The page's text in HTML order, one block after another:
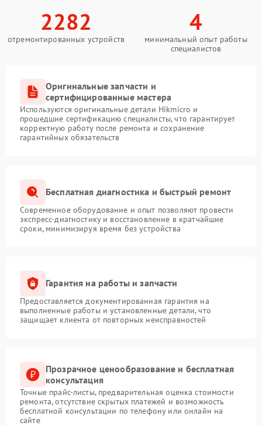
2282
отремонтированных устройств
4
минимальный опыт работы
специалистов
Оригинальные запчасти и
сертифицированные мастера
Используются оригинальные детали Hikmicro и
прошедшие сертификацию специалисты, что гарантирует
корректную работу после ремонта и сохранение
гарантийных обязательств
Бесплатная диагностика и быстрый ремонт
Современное оборудование и опыт позволяют провести
экспресс-диагностику и восстановление в кратчайшие
сроки, минимизируя время без устройства
Гарантия на работы и запчасти
Предоставляется документированная гарантия на
выполненные работы и установленные детали, что
защищает клиента от повторных неисправностей
Прозрачное ценообразование и бесплатная
консультация
Точные прайс-листы, предварительная оценка стоимости
ремонта, отсутствие скрытых платежей и возможность
бесплатной консультации по телефону или онлайн на
сайте